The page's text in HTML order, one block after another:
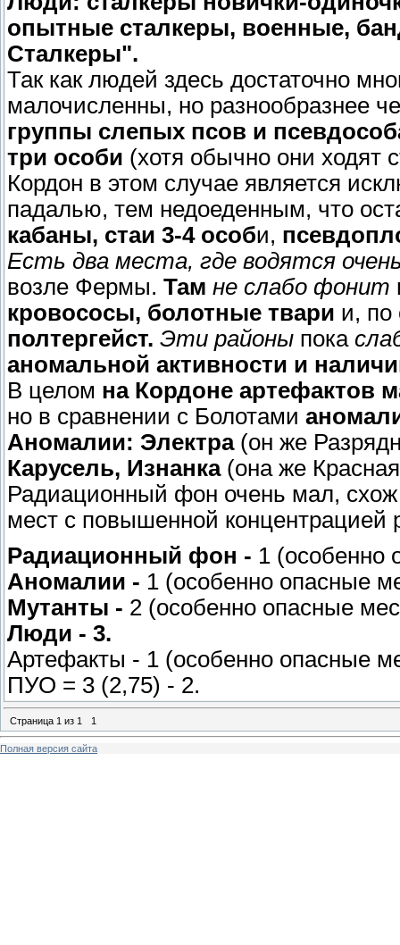
опытные сталкеры, военные,
Сталкеры".
Так как людей здесь достаточно
малочисленны, но разнообразнее
группы слепых псов и
три особи (хотя обычно они ходят
Кордон в этом случае является
падалью, тем недоеденным, что
кабаны, стаи 3-4 особи,
Есть два места, где водятся
возле Фермы. Там не слабо фонит
кровососы, болотные твари и, по
полтергейст. Эти районы пока
аномальной активности и
В целом на Кордоне артефактов
но в сравнении с Болотами
Аномалии: Электра(он же
Карусель, Изнанка(она же
Радиационный фон очень мал,
мест с повышенной концентрацией
Радиационный фон - 1 (особенно
Аномалии - 1 (особенно опасные
Мутанты - 2 (особенно опасные
Люди - 3.
Артефакты - 1 (особенно опасные
ПУО = 3 (2,75) - 2.
Страница 1 из 1 1
Полная версия сайта